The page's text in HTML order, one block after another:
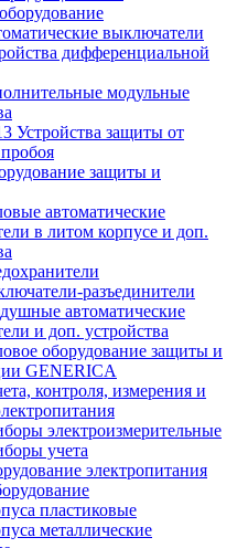
выключатели
дифференциальной
модульные
Устройства защиты от
защиты и
автоматические
в литом корпусе и доп.
разъединители
автоматические
и доп. устройства
оборудование защиты и
GENERICA
контроля, измерения и
электроизмерительные
учета
электропитания
пластиковые
металлические